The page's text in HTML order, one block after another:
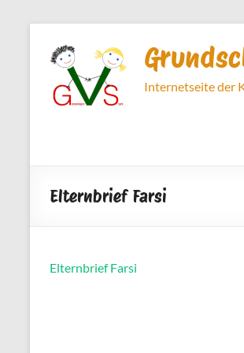
Inhalt
springen
Internetseite der
Elternbrief Farsi
Elternbrief Farsi